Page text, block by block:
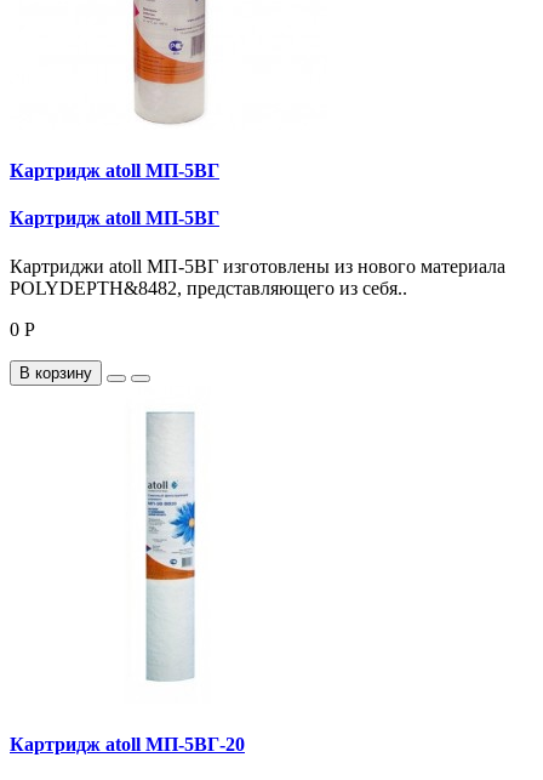
Картридж atoll МП-5ВГ
Картридж atoll МП-5ВГ
Картриджи atoll МП-5ВГ изготовлены из нового материала
POLYDEPTH&8482, представляющего из себя..
0 Р
В корзину
Картридж atoll МП-5ВГ-20